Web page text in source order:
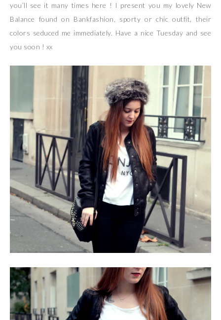
you’ll see it many times here ! I present you my lovely New
Balance found on Bankfashion, sporty or chic outfit, their
colors seduced me immediately. Have a nice Tuesday and see
you soon ! xx